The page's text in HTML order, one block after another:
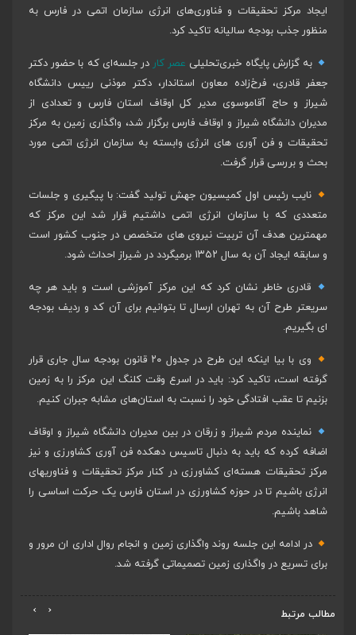
ایجاد مرکز تحقیقات و فناوری‌های انرژی سازمان اتمی در فارس به
منظور جذب بودجه سالیانه تاکید کرد.
به گزارش پایگاه خبری‌تحلیلی عصر کار در جلسه‌ای که با حضور دکتر
جعفر قادری، فرخ‌زاده معاون استاندار، دکتر موذنی رییس دانشگاه
شیراز و حاج آقاموسوی مدیر کل اوقاف استان فارس و تعدادی از
مدیران دانشگاه شیراز و اوقاف فارس برگزار شد، واگذاری زمین به مرکز
تحقیقات و فن آوری های انرژی وابسته به سازمان انرژی اتمی مورد
بحث و بررسی قرار گرفت.
نایب رئیس اول کمیسیون جهش تولید گفت: با پیگیری و جلسات
متعددی که با سازمان انرژی اتمی داشتیم قرار شد این مرکز که
مهمترین هدف آن تربیت نیروی های متخصص در جنوب کشور است
و سابقه ایجاد آن به سال ۱۳۵۲ برمیگردد در شیراز احداث شود.
قادری خاطر نشان کرد که این مرکز آموزشی است و باید هر چه
سریعتر طرح آن به تهران ارسال تا بتوانیم برای آن کد و ردیف بودجه
ای بگیریم.
وی با بیا اینکه این طرح در جدول ۲۰ قانون بودجه سال جاری قرار
گرفته است، تاکید کرد: باید در اسرع وقت کلنگ این مرکز را به زمین
بزنیم تا عقب افتادگی خود را نسبت به استان‌های مشابه جبران کنیم.
نماینده مردم شیراز و زرقان در بین مدیران دانشگاه شیراز و اوقاف
اضافه کرده که باید به دنبال تاسیس دهکده فن آوری کشاورزی و نیز
مرکز تحقیقات هسته‌ای کشاورزی در کنار مرکز تحقیقات و فناوریهای
انرژی باشیم تا در حوزه کشاورزی در استان فارس یک حرکت اساسی را
شاهد باشیم.
در ادامه این جلسه روند واگذاری زمین و انجام روال اداری ان مرور و
برای تسریع در واگذاری زمین تصمیماتی گرفته شد.
مطالب مرتبط ‹
›